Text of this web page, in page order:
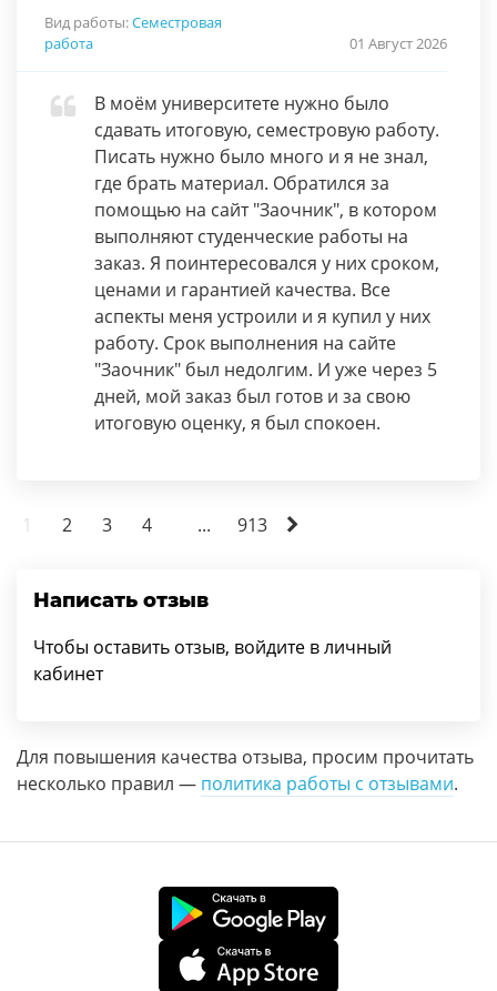
Вид работы:Семестровая
работа
01 Август 2026
В моём университете нужно было
сдавать итоговую, семестровую работу.
Писать нужно было много и я не знал,
где брать материал. Обратился за
помощью на сайт "Заочник", в котором
выполняют студенческие работы на
заказ. Я поинтересовался у них сроком,
ценами и гарантией качества. Все
аспекты меня устроили и я купил у них
работу. Срок выполнения на сайте
"Заочник" был недолгим. И уже через 5
дней, мой заказ был готов и за свою
итоговую оценку, я был спокоен.
1 2 3 4 ... 913
Написать отзыв
Чтобы оставить отзыв, войдите в личный
кабинет
Для повышения качества отзыва, просим прочитать
несколько правил — политика работы с отзывами.